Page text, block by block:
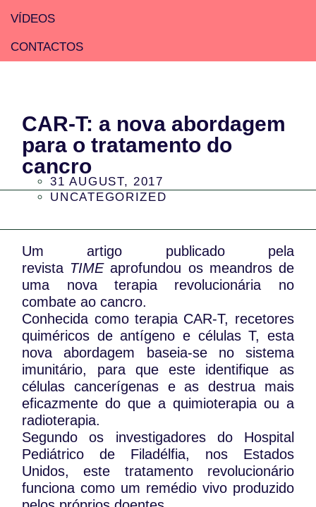
VÍDEOS
CONTACTOS
CAR-T: a nova abordagem
para o tratamento do
cancro
31 AUGUST, 2017
UNCATEGORIZED
Um artigo publicado pela
revista TIMEaprofundou os meandros de
uma nova terapia revolucionária no
combate ao cancro.
Conhecida como terapia CAR-T, recetores
quiméricos de antígeno e células T, esta
nova abordagem baseia-se no sistema
imunitário, para que este identifique as
células cancerígenas e as destrua mais
eficazmente do que a quimioterapia ou a
radioterapia.
Segundo os investigadores do Hospital
Pediátrico de Filadélfia, nos Estados
Unidos, este tratamento revolucionário
funciona como um remédio vivo produzido